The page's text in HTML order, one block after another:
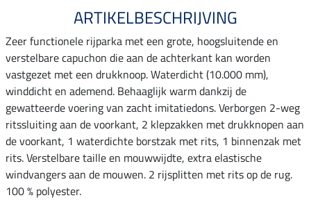
ARTIKELBESCHRIJVING
Zeer functionele rijparka met een grote, hoogsluitende en
verstelbare capuchon die aan de achterkant kan worden
vastgezet met een drukknoop. Waterdicht (10.000 mm),
winddicht en ademend. Behaaglijk warm dankzij de
gewatteerde voering van zacht imitatiedons. Verborgen 2-weg
ritssluiting aan de voorkant, 2 klepzakken met drukknopen aan
de voorkant, 1 waterdichte borstzak met rits, 1 binnenzak met
rits. Verstelbare taille en mouwwijdte, extra elastische
windvangers aan de mouwen. 2 rijsplitten met rits op de rug.
100 % polyester.